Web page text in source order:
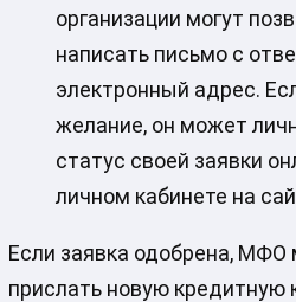
организации могут
написать письмо с
электронный адрес.
желание, он может
статус своей заявки
личном кабинете на
Если заявка одобрена,
прислать новую кредитную